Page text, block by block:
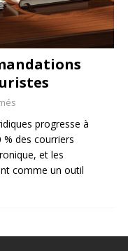
progresse à
% des courriers
et les
comme un outil